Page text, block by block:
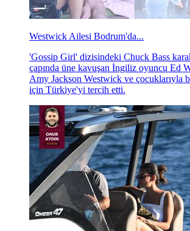
Westwick Ailesi Bodrum'da...
'Gossip Girl' dizisindeki Chuck Bass
çapında üne kavuşan İngiliz oyuncu Ed
Amy Jackson Westwick ve çocuklarıyla
için Türkiye'yi tercih etti.